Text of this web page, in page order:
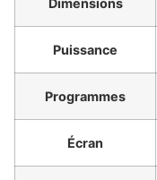
Dimensions
Puissance
Programmes
Écran